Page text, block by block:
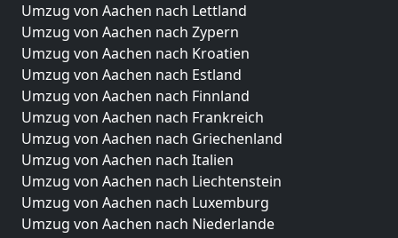
Umzug von Aachen nach Lettland
Umzug von Aachen nach Zypern
Umzug von Aachen nach Kroatien
Umzug von Aachen nach Estland
Umzug von Aachen nach Finnland
Umzug von Aachen nach Frankreich
Umzug von Aachen nach Griechenland
Umzug von Aachen nach Italien
Umzug von Aachen nach Liechtenstein
Umzug von Aachen nach Luxemburg
Umzug von Aachen nach Niederlande